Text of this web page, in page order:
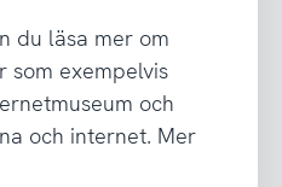
du läsa mer om
som exempelvis
och
och internet. Mer